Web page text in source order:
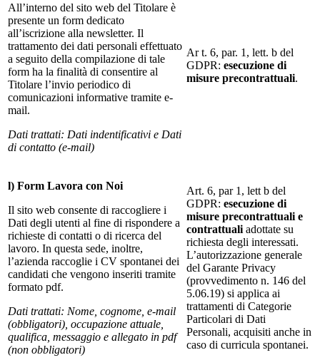
All’interno del sito web del Titolare è
presente un form dedicato
all’iscrizione alla newsletter. Il
trattamento dei dati personali effettuato
a seguito della compilazione di tale
form ha la finalità di consentire al
Titolare l’invio periodico di
comunicazioni informative tramite e-
mail.
Dati trattati: Dati indentificativi e Dati
di contatto (e-mail)
Ar t. 6, par. 1, lett. b del
GDPR: esecuzione di
misure precontrattuali.
l) Form Lavora con Noi
Il sito web consente di raccogliere i
Dati degli utenti al fine di rispondere a
richieste di contatti o di ricerca del
lavoro. In questa sede, inoltre,
l’azienda raccoglie i CV spontanei dei
candidati che vengono inseriti tramite
formato pdf.
Dati trattati: Nome, cognome, e-mail
(obbligatori), occupazione attuale,
qualifica, messaggio e allegato in pdf
(non obbligatori)
Art. 6, par 1, lett b del
GDPR: esecuzione di
misure precontrattuali e
contrattuali adottate su
richiesta degli interessati.
L’autorizzazione generale
del Garante Privacy
(provvedimento n. 146 del
5.06.19) si applica ai
trattamenti di Categorie
Particolari di Dati
Personali, acquisiti anche in
caso di curricula spontanei.